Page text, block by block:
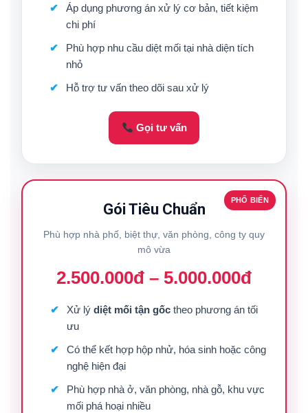
Áp dụng phương án xử lý cơ bản, tiết kiệm
chi phí
Phù hợp nhu cầu diệt mối tại nhà diện tích
nhỏ
Hỗ trợ tư vấn theo dõi sau xử lý
Gọi tư vấn
PHỔ BIẾN
Gói Tiêu Chuẩn
Phù hợp nhà phố, biệt thự, văn phòng, công ty quy
mô vừa
2.500.000đ – 5.000.000đ
Xử lý diệt mối tận gốctheo phương án tối
ưu
Có thể kết hợp hộp nhử, hóa sinh hoặc công
nghệ hiện đại
Phù hợp nhà ở, văn phòng, nhà gỗ, khu vực
mối phá hoại nhiều